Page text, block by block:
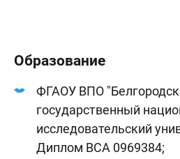
Образование
ФГАОУ ВПО
государственный
исследовательский
Диплом ВСА 0969384;